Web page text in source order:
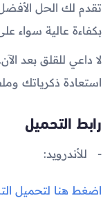
تقدم لك الحل
بكفاءة عالية سواء
لا داعي للقلق بعد
استعادة ذكرياتك
رابط التحميل
للأندرويد:
اضغط هنا لتحميل